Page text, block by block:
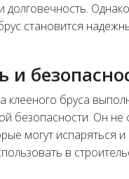
долговечность.
становится
и
клееного бруса
безопасности. Он
могут испаряться
в